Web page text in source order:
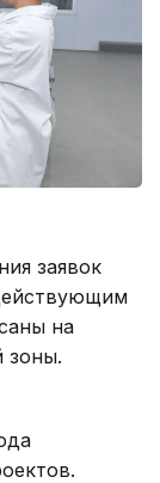
заявок
на
зоны.